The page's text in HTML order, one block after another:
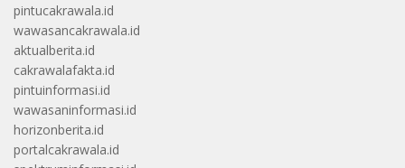
pintucakrawala.id
wawasancakrawala.id
aktualberita.id
cakrawalafakta.id
pintuinformasi.id
wawasaninformasi.id
horizonberita.id
portalcakrawala.id